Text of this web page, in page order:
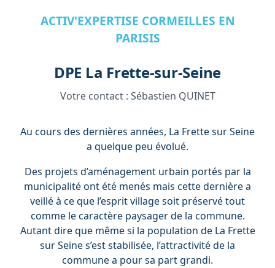
ACTIV'EXPERTISE CORMEILLES EN
PARISIS
DPE La Frette-sur-Seine
Votre contact : Sébastien QUINET
Au cours des dernières années, La Frette sur Seine
a quelque peu évolué.
Des projets d’aménagement urbain portés par la
municipalité ont été menés mais cette dernière a
veillé à ce que l’esprit village soit préservé tout
comme le caractère paysager de la commune.
Autant dire que même si la population de La Frette
sur Seine s’est stabilisée, l’attractivité de la
commune a pour sa part grandi.